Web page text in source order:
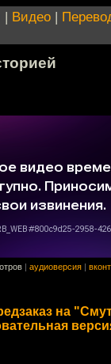
| Видео |
аудиоверсия
на